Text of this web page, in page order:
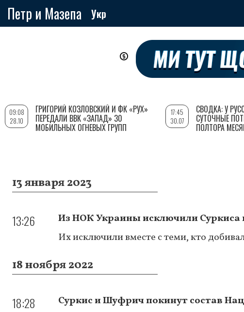
Петр и Мазепа Укр
13 января 2023
13:26
Из НОК Украины исключили
Их исключили вместе с теми, кто
18 ноября 2022
18:28
Суркис и Шуфрич покинут состав
09:08
28.10
ГРИГОРИЙ КОЗЛОВСКИЙ И ФК «РУХ»
ПЕРЕДАЛИ ВВК «ЗАПАД» 30
МОБИЛЬНЫХ ОГНЕВЫХ ГРУПП
17:45
30.07
СВОДКА: У
СУТОЧНЫЕ
ПОЛТОРА